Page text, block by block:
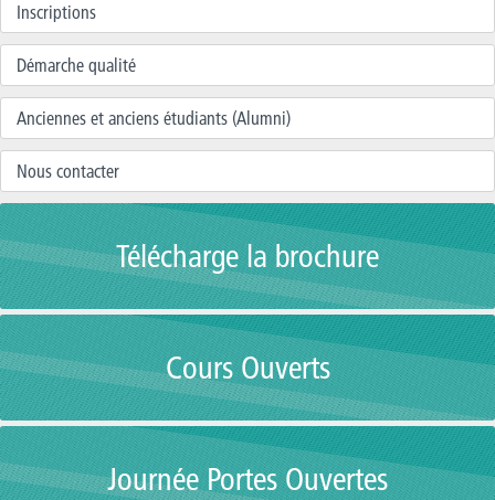
Inscriptions
Démarche qualité
Anciennes et anciens étudiants (Alumni)
Nous contacter
Télécharge la brochure
Cours Ouverts
Journée Portes Ouvertes